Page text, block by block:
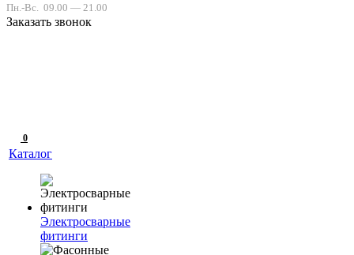
Пн.-Вс. 09.00 — 21.00
Заказать звонок
0
Каталог
Электросварные
фитинги